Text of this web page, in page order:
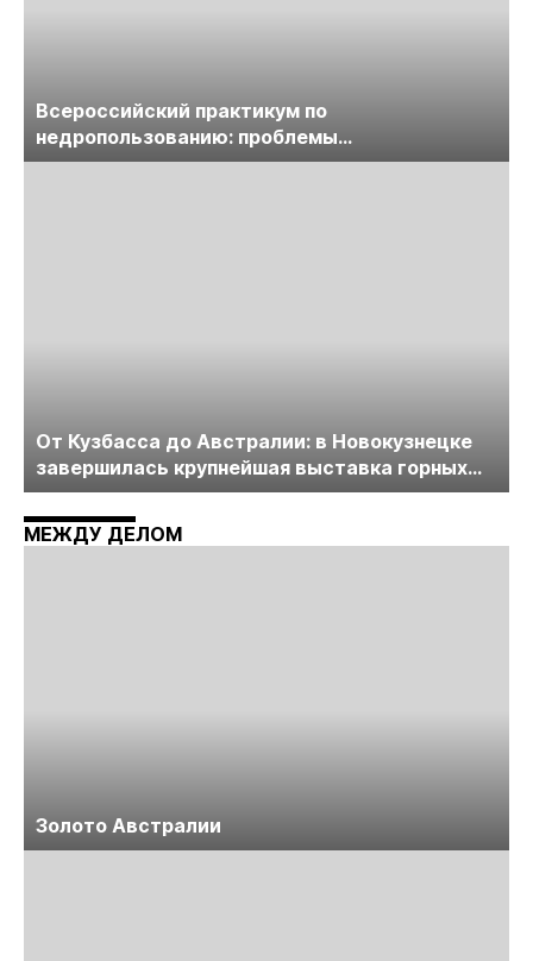
Всероссийский практикум по
недропользованию: проблемы
лицензирования, цифровизации, экспертизы
От Кузбасса до Австралии: в Новокузнецке
завершилась крупнейшая выставка горных
технологий «Недра России. Уголь России и
Майнинг»
МЕЖДУ ДЕЛОМ
Золото Австралии